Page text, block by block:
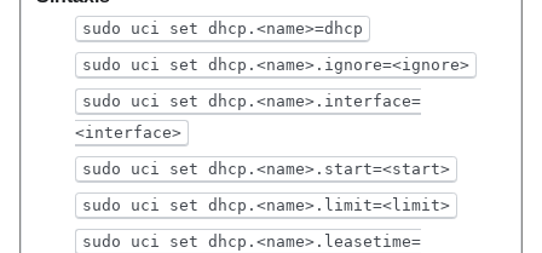
sudo uci set dhcp.<name>=dhcp
sudo uci set dhcp.<name>.ignore=<ignore>
sudo uci set dhcp.<name>.interface=
<interface>
sudo uci set dhcp.<name>.start=<start>
sudo uci set dhcp.<name>.limit=<limit>
sudo uci set dhcp.<name>.leasetime=